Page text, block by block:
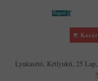
Lyukasztó, Kétlyukú, 25